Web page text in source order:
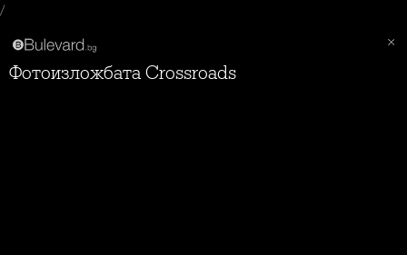
/
Фотоизложбата Crossroads